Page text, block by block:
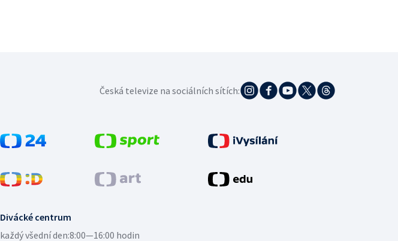
Divácké centrum
každý všední den:8:00—16:00 hodin
Česká televize na sociálních sítích: